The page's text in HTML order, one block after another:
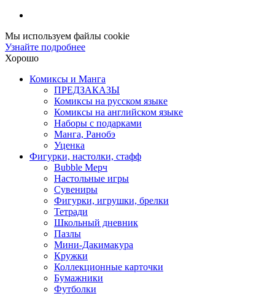
Мы используем файлы cookie
Узнайте подробнее
Хорошо
Комиксы и Манга
ПРЕДЗАКАЗЫ
Комиксы на русском языке
Комиксы на английском языке
Наборы с подарками
Манга, Ранобэ
Уценка
Фигурки, настолки, стафф
Bubble Мерч
Настольные игры
Сувениры
Фигурки, игрушки, брелки
Тетради
Школьный дневник
Пазлы
Мини-Дакимакура
Кружки
Коллекционные карточки
Бумажники
Футболки